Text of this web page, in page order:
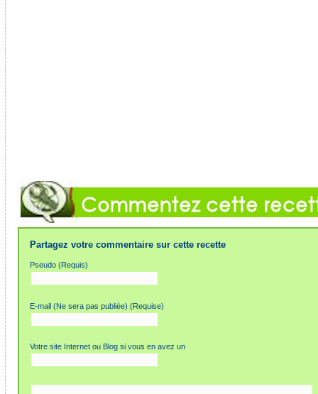
Partagez votre commentaire sur cette recette
Pseudo (Requis)
E-mail (Ne sera pas publiée) (Requise)
Votre site Internet ou Blog si vous en avez un